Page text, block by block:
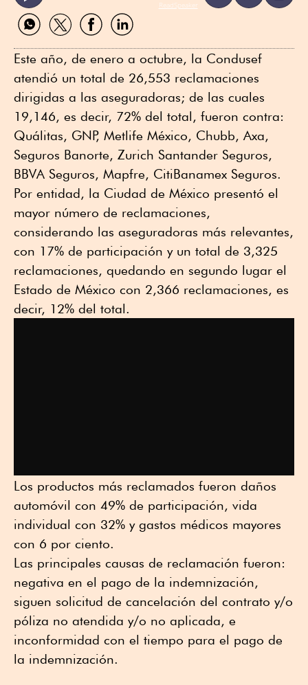
ReadSpeaker
Compartir
por
Compartir
por
Compartir
por
Compartir
por
Este año, de enero a octubre, la Condusef
atendió un total de 26,553 reclamaciones
dirigidas a las aseguradoras; de las cuales
19,146, es decir, 72% del total, fueron contra:
Quálitas, GNP, Metlife México, Chubb, Axa,
Seguros Banorte, Zurich Santander Seguros,
BBVA Seguros, Mapfre, CitiBanamex Seguros.
Por entidad, la Ciudad de México presentó el
mayor número de reclamaciones,
considerando las aseguradoras más relevantes,
con 17% de participación y un total de 3,325
reclamaciones, quedando en segundo lugar el
Estado de México con 2,366 reclamaciones, es
decir, 12% del total.
Los productos más reclamados fueron daños
automóvil con 49% de participación, vida
individual con 32% y gastos médicos mayores
con 6 por ciento.
Las principales causas de reclamación fueron:
negativa en el pago de la indemnización,
siguen solicitud de cancelación del contrato y/o
póliza no atendida y/o no aplicada, e
inconformidad con el tiempo para el pago de
la indemnización.